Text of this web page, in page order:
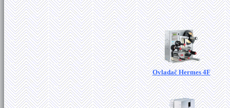
Ovladač Hermes 4F